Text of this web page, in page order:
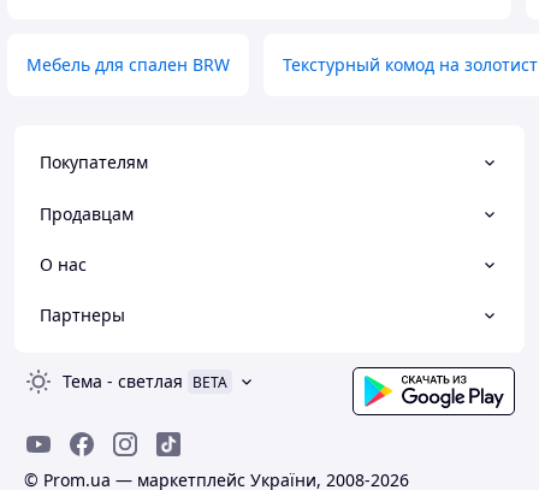
Мебель для спален BRW Текстурный комод на
Покупателям
Продавцам
О нас
Партнеры
Тема - светлая BETA
© Prom.ua — маркетплейс України, 2008-2026